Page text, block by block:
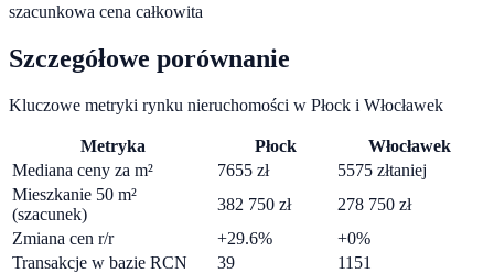
szacunkowa cena całkowita
Szczegółowe porównanie
Kluczowe metryki rynku nieruchomości w Płock i Włocławek
Metryka Płock
Włocławek
Mediana ceny za m²
7655 zł 5575 złtaniej
Mieszkanie 50 m²
(szacunek)
382 750 zł 278 750 zł
Zmiana cen r/r
+29.6% +0%
Transakcje w bazie RCN
39
1151